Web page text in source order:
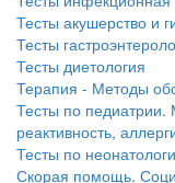
Тесты акушерство и
Тесты
Тесты диетология
Терапия - Методы
Тесты по педиатрии.
реактивность,
Тесты по
Скорая помощь.